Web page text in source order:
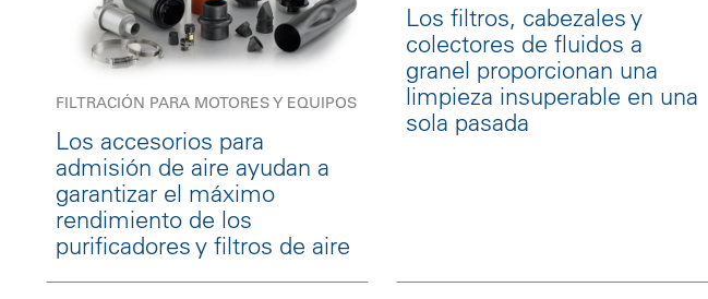
FILTRACIÓN PARA MOTORES Y EQUIPOS
Los accesorios para
admisión de aire ayudan a
garantizar el máximo
rendimiento de los
purificadores y filtros de aire
Los filtros, cabezales y
colectores de fluidos a
granel proporcionan una
limpieza insuperable en una
sola pasada